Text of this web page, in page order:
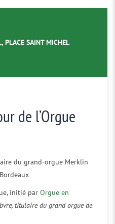
PLACE SAINT MICHEL
de l’Orgue
du grand-orgue Merklin
initié par Orgue en
titulaire du grand orgue de